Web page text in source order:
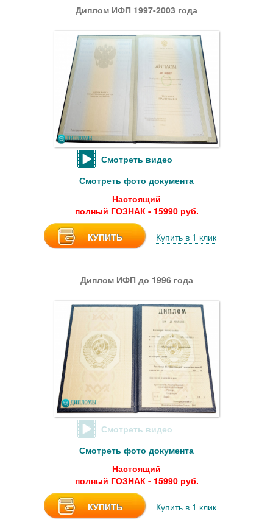
Диплом ИФП 1997-2003 года
Смотреть видео
Смотреть фото документа
Настоящий
полный ГОЗНАК - 15990 руб.
КУПИТЬ Купить в 1 клик
Диплом ИФП до 1996 года
Смотреть видео
Смотреть фото документа
Настоящий
полный ГОЗНАК - 15990 руб.
КУПИТЬ Купить в 1 клик